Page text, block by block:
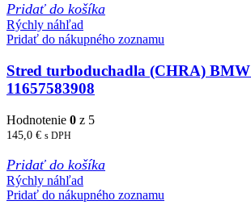
Pridať do košíka
Rýchly náhľad
Pridať do nákupného zoznamu
Stred turboduchadla (CHRA)
11657583908
Hodnotenie 0 z 5
145,0 € s DPH
Pridať do košíka
Rýchly náhľad
Pridať do nákupného zoznamu